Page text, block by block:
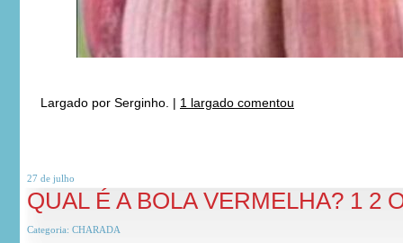
Largado por Serginho. | 1 largado comentou
27 de julho
QUAL É A BOLA VERMELHA? 1 2
Categoria: CHARADA